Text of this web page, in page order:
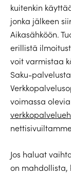
kuitenkin
jonka jälkeen
Aikasähköön.
erillistä
voit varmistaa
Saku-
voimassa
Jos haluat
on mahdollista,